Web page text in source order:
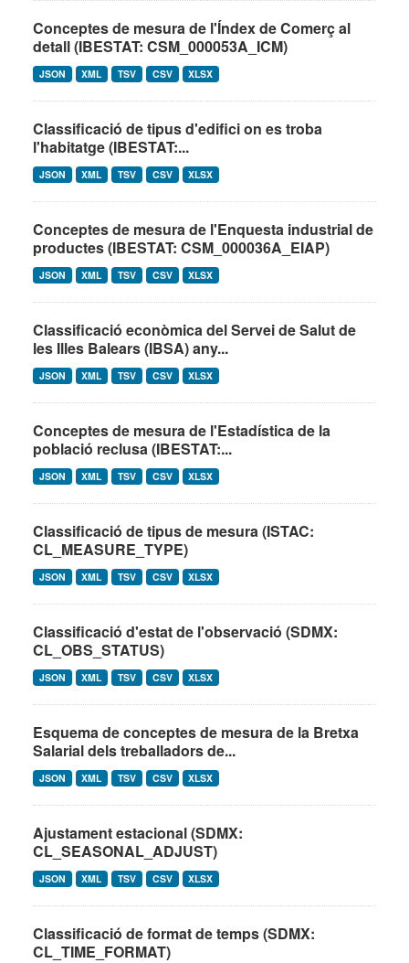
Conceptes de mesura de l'Índex de Comerç al
detall (IBESTAT: CSM_000053A_ICM)
JSON XML TSV CSV XLSX
Classificació de tipus d'edifici on es troba
l'habitatge (IBESTAT:...
JSON XML TSV CSV XLSX
Conceptes de mesura de l'Enquesta industrial de
productes (IBESTAT: CSM_000036A_EIAP)
JSON XML TSV CSV XLSX
Classificació econòmica del Servei de Salut de
les Illes Balears (IBSA) any...
JSON XML TSV CSV XLSX
Conceptes de mesura de l'Estadística de la
població reclusa (IBESTAT:...
JSON XML TSV CSV XLSX
Classificació de tipus de mesura (ISTAC:
CL_MEASURE_TYPE)
JSON XML TSV CSV XLSX
Classificació d'estat de l'observació (SDMX:
CL_OBS_STATUS)
JSON XML TSV CSV XLSX
Esquema de conceptes de mesura de la Bretxa
Salarial dels treballadors de...
JSON XML TSV CSV XLSX
Ajustament estacional (SDMX:
CL_SEASONAL_ADJUST)
JSON XML TSV CSV XLSX
Classificació de format de temps (SDMX:
CL_TIME_FORMAT)